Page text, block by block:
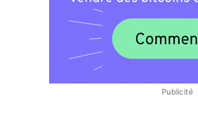
Publicité